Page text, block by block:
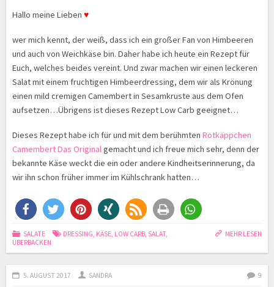
Hallo meine Lieben ♥
wer mich kennt, der weiß, dass ich ein großer Fan von Himbeeren
und auch von Weichkäse bin. Daher habe ich heute ein Rezept für
Euch, welches beides vereint. Und zwar machen wir einen leckeren
Salat mit einem fruchtigen Himbeerdressing, dem wir als Krönung
einen mild cremigen Camembert in Sesamkruste aus dem Ofen
aufsetzen…Übrigens ist dieses Rezept Low Carb geeignet…
Dieses Rezept habe ich für und mit dem berühmten Rotkäppchen
Camembert Das Originalgemacht und ich freue mich sehr, denn der
bekannte Käse weckt die ein oder andere Kindheitserinnerung, da
wir ihn schon früher immer im Kühlschrank hatten…
MEHR LESEN
SALATE DRESSING, KÄSE, LOW CARB, SALAT,
ÜBERBACKEN
5. AUGUST 2017 SANDRA 9